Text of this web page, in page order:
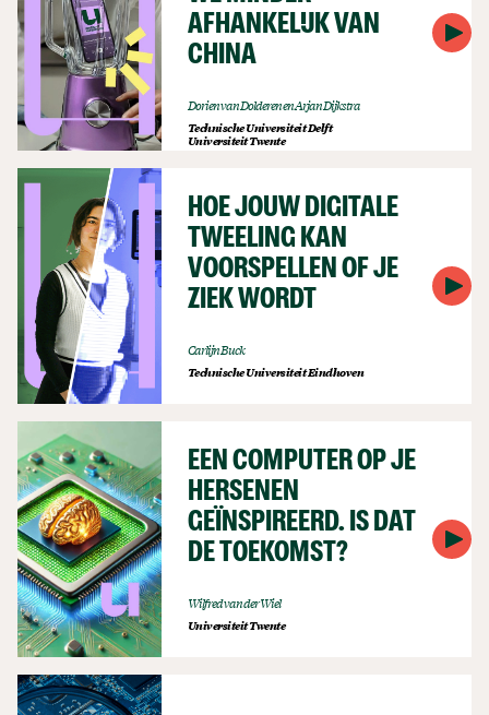
AFHANKELIJK VAN
CHINA
Dorien van Dolderen en Arjan Dijkstra
Technische Universiteit Delft
Universiteit Twente
HOE JOUW DIGITALE
TWEELING KAN
VOORSPELLEN OF JE
ZIEK WORDT
Carlijn Buck
Technische Universiteit Eindhoven
EEN COMPUTER OP JE
HERSENEN
GEÏNSPIREERD. IS DAT
DE TOEKOMST?
Wilfred van der Wiel
Universiteit Twente